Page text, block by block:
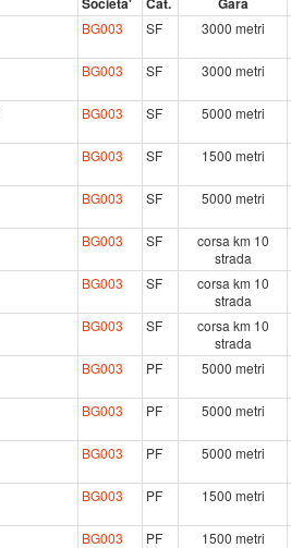
BG003 SF 3000 metri
BG003 SF 3000 metri
BG003 SF 5000 metri
BG003 SF 1500 metri
BG003 SF 5000 metri
BG003 SF
corsa km 10
strada
BG003 SF
corsa km 10
strada
BG003 SF
corsa km 10
strada
BG003 PF 5000 metri
BG003 PF 5000 metri
BG003 PF 5000 metri
BG003 PF 1500 metri
BG003 PF 1500 metri